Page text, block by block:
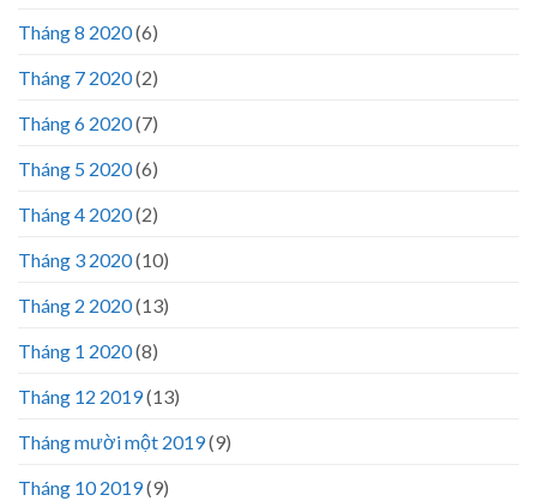
Tháng 8 2020(6)
Tháng 7 2020(2)
Tháng 6 2020(7)
Tháng 5 2020(6)
Tháng 4 2020(2)
Tháng 3 2020(10)
Tháng 2 2020(13)
Tháng 1 2020(8)
Tháng 12 2019(13)
Tháng mười một 2019(9)
Tháng 10 2019(9)